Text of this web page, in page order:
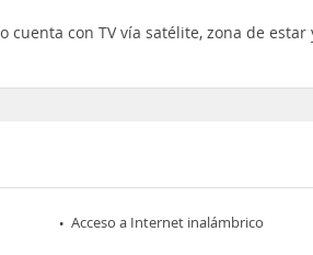
cuenta con TV vía satélite, zona de
Acceso a Internet inalámbrico